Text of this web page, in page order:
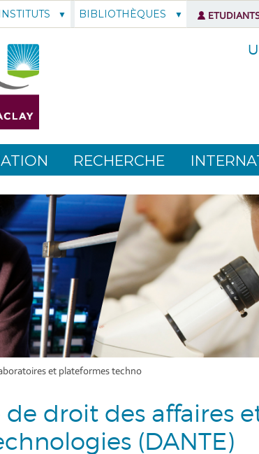
RECHERCHE
et plateformes techno
droit des affaires
(DANTE)
| INSTITUTS BIBLIOTHÈQUES